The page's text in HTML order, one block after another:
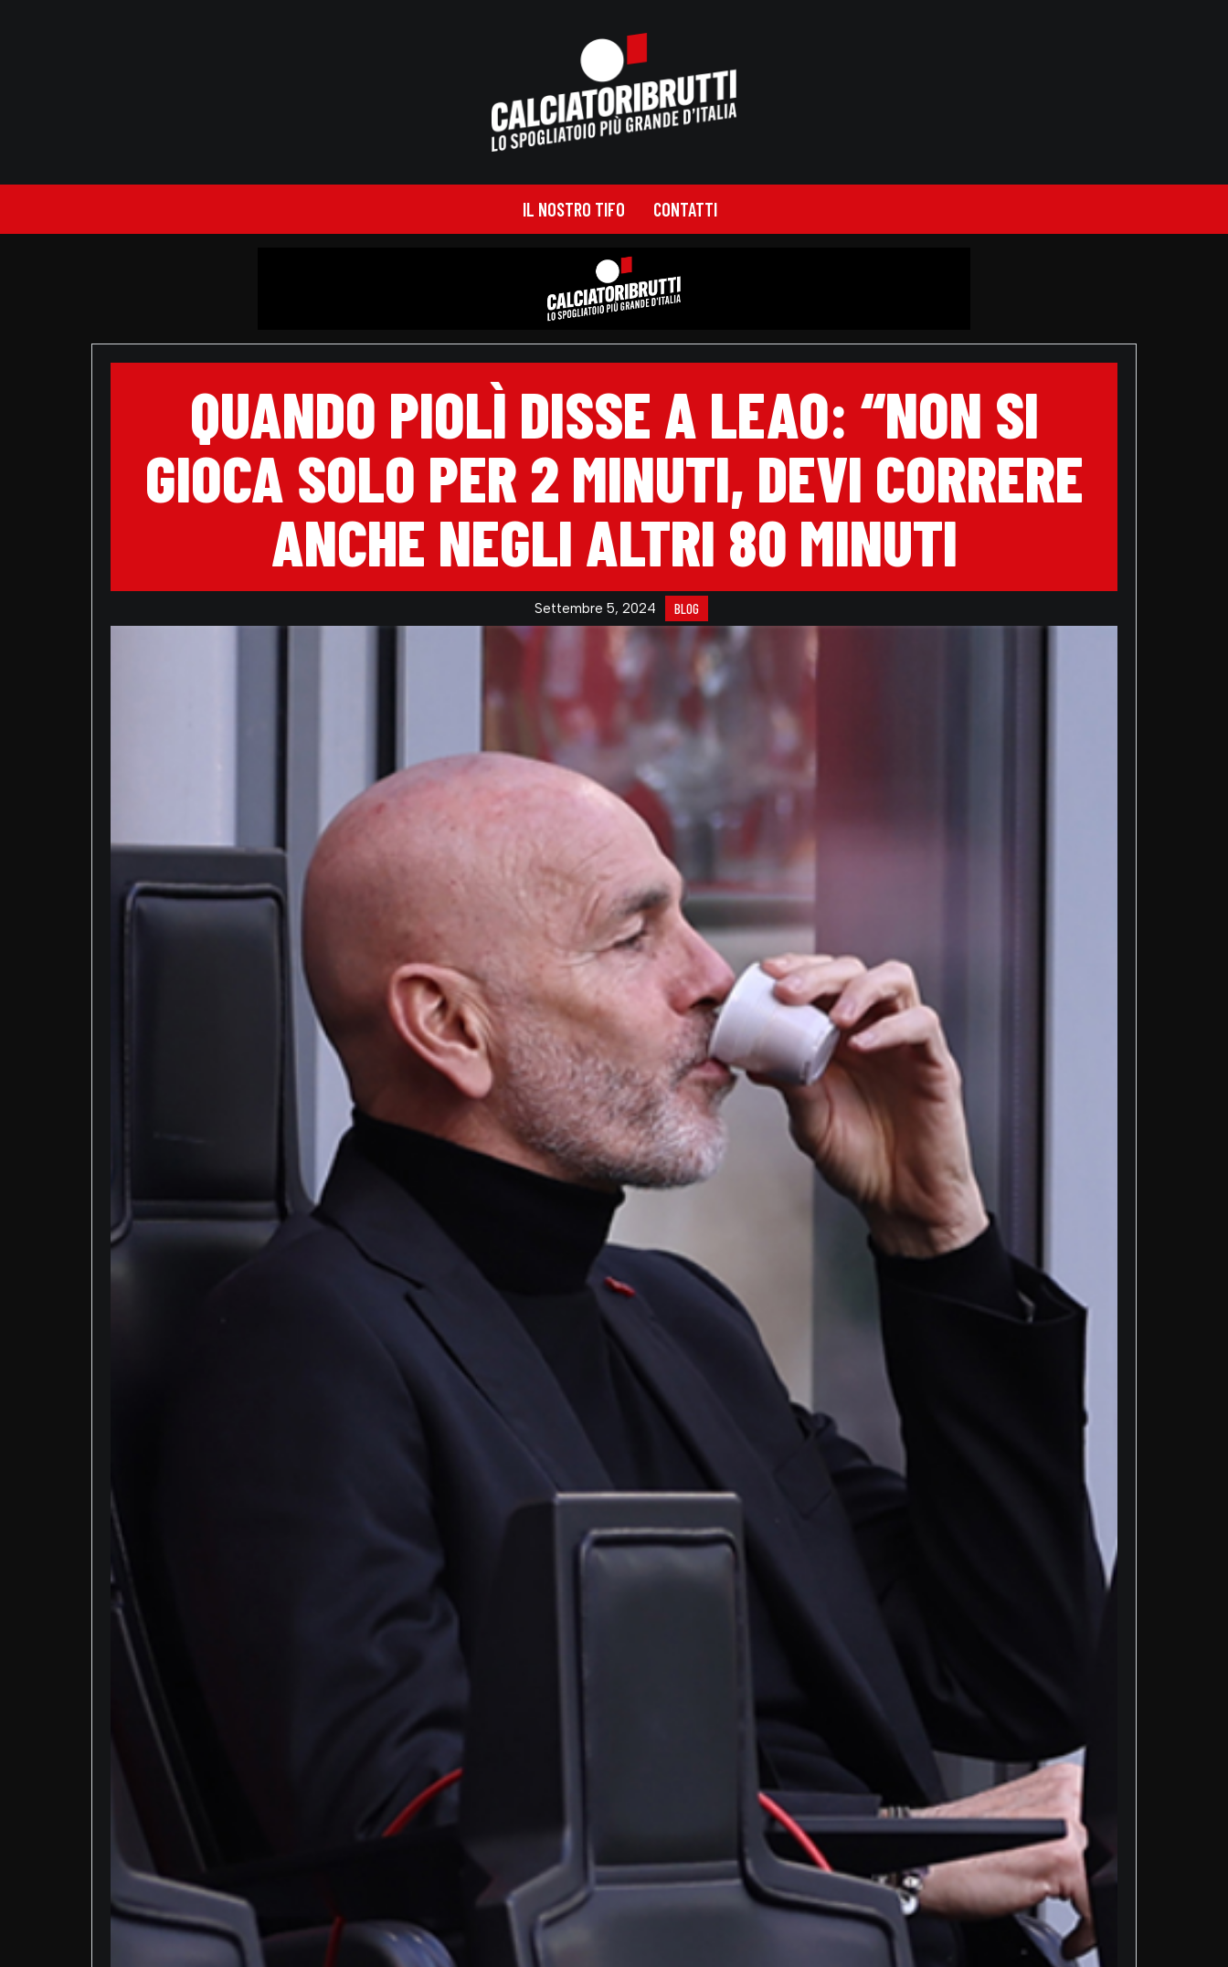
IL NOSTRO TIFO CONTATTI
QUANDO PIOLÌ DISSE A LEAO: “NON SI
GIOCA SOLO PER 2 MINUTI, DEVI CORRERE
ANCHE NEGLI ALTRI 80 MINUTI
Settembre 5, 2024 BLOG